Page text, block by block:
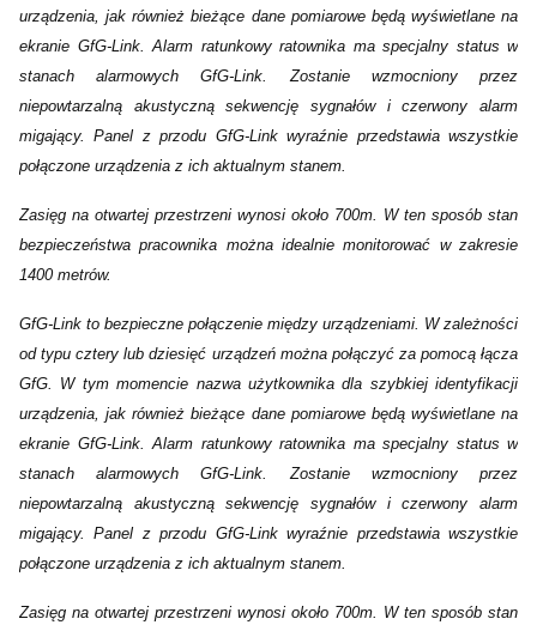
urządzenia, jak również bieżące dane pomiarowe będą wyświetlane na
ekranie GfG-Link. Alarm ratunkowy ratownika ma specjalny status w
stanach alarmowych GfG-Link. Zostanie wzmocniony przez
niepowtarzalną akustyczną sekwencję sygnałów i czerwony alarm
migający. Panel z przodu GfG-Link wyraźnie przedstawia wszystkie
połączone urządzenia z ich aktualnym stanem.
Zasięg na otwartej przestrzeni wynosi około 700m. W ten sposób stan
bezpieczeństwa pracownika można idealnie monitorować w zakresie
1400 metrów.
GfG-Link to bezpieczne połączenie między urządzeniami. W zależności
od typu cztery lub dziesięć urządzeń można połączyć za pomocą łącza
GfG. W tym momencie nazwa użytkownika dla szybkiej identyfikacji
urządzenia, jak również bieżące dane pomiarowe będą wyświetlane na
ekranie GfG-Link. Alarm ratunkowy ratownika ma specjalny status w
stanach alarmowych GfG-Link. Zostanie wzmocniony przez
niepowtarzalną akustyczną sekwencję sygnałów i czerwony alarm
migający. Panel z przodu GfG-Link wyraźnie przedstawia wszystkie
połączone urządzenia z ich aktualnym stanem.
Zasięg na otwartej przestrzeni wynosi około 700m. W ten sposób stan